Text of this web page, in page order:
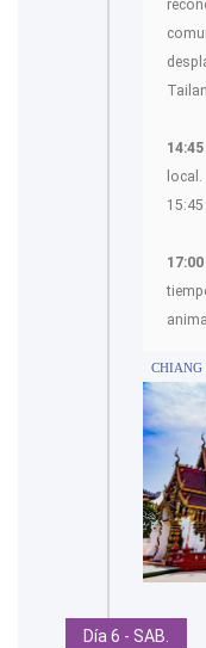
local.
CHIANG
Día 6 - SAB.